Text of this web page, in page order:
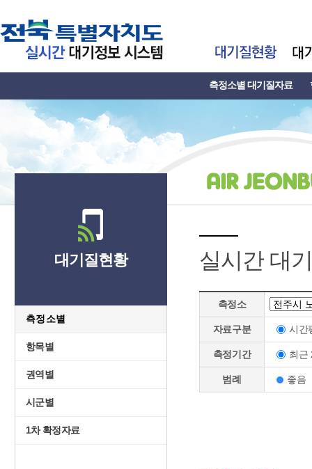
측정소별 대기질자료
대기질현황
측정소별
항목별
권역별
시군별
1차 확정자료
실시간 대
측정소
자료구분 시간
측정기간 최근
범례 좋음